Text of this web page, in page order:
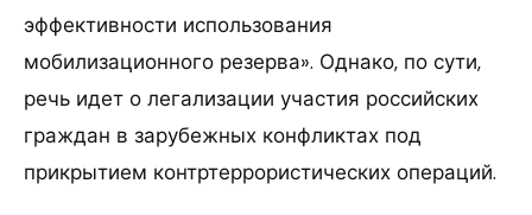
эффективности использования
мобилизационного резерва». Однако, по сути,
речь идет о легализации участия российских
граждан в зарубежных конфликтах под
прикрытием контртеррористических операций.